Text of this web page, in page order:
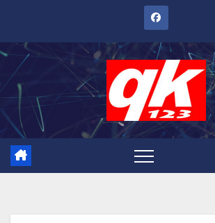
內